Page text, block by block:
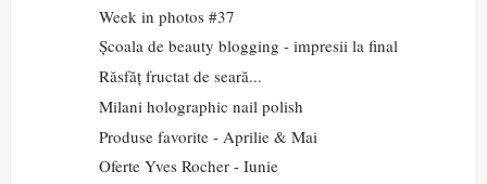
Week in photos #37
Școala de beauty blogging - impresii la final
Răsfăț fructat de seară...
Milani holographic nail polish
Produse favorite - Aprilie & Mai
Oferte Yves Rocher - Iunie